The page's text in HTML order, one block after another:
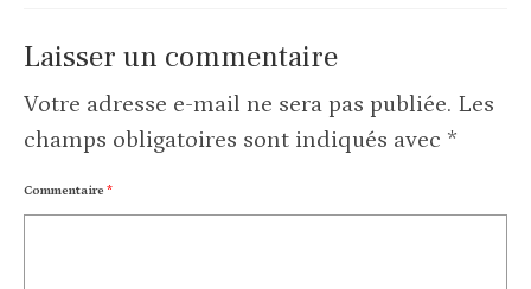
Laisser un commentaire
Votre adresse e-mail ne sera pas publiée. Les
champs obligatoires sont indiqués avec *
Commentaire *